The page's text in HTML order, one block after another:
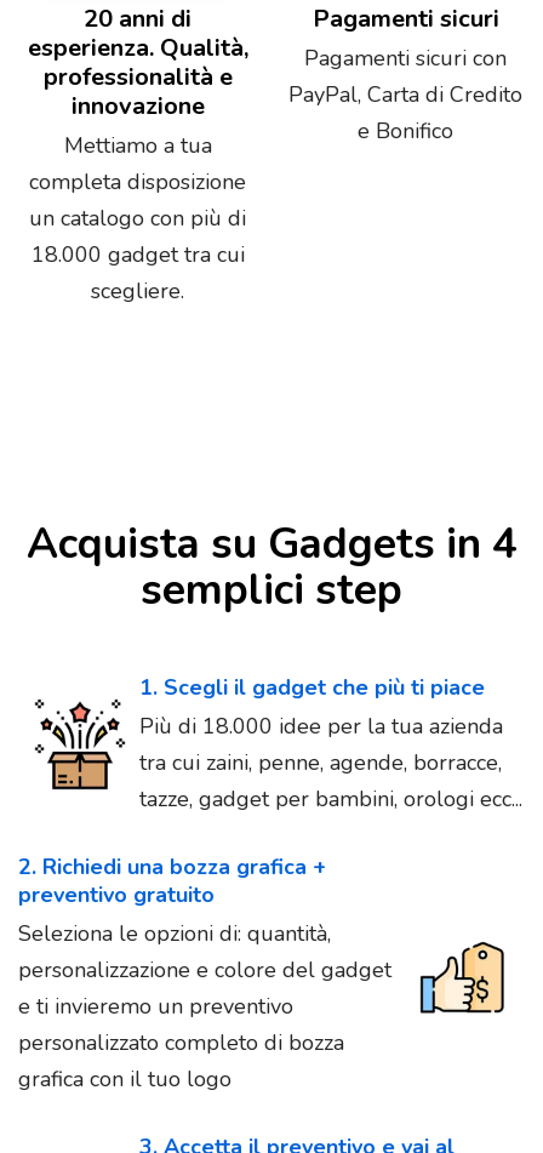
20 anni di
esperienza. Qualità,
professionalità e
innovazione
Mettiamo a tua
completa disposizione
un catalogo con più di
18.000 gadget tra cui
scegliere.
Pagamenti sicuri
Pagamenti sicuri con
PayPal, Carta di Credito
e Bonifico
Acquista su Gadgets in 4
semplici step
1. Scegli il gadget che più ti piace
Più di 18.000 idee per la tua azienda
tra cui zaini, penne, agende, borracce,
tazze, gadget per bambini, orologi ecc...
2. Richiedi una bozza grafica +
preventivo gratuito
Seleziona le opzioni di: quantità,
personalizzazione e colore del gadget
e ti invieremo un preventivo
personalizzato completo di bozza
grafica con il tuo logo
3. Accetta il preventivo e vai al